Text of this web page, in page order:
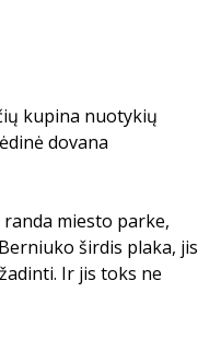
kupina nuotykių
dovana
miesto parke,
širdis plaka, jis
Ir jis toks ne